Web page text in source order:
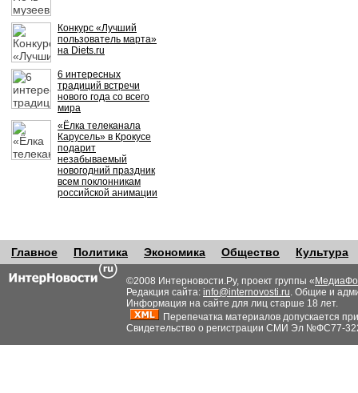
Конкурс «Лучший
пользователь марта»
на Diets.ru
6 интересных
традиций встречи
нового года со всего
мира
«Ёлка телеканала
Карусель» в Крокусе
подарит
незабываемый
новогодний праздник
всем поклонникам
российской анимации
Главное Политика Экономика Общество Культура
©2008 Интерновости.Ру, проект группы «
Редакция сайта: info@internovosti.ru. Общие и
Информация на сайте для лиц старше 18 лет.
Перепечатка материалов допускается
Свидетельство о регистрации СМИ Эл №ФС77-